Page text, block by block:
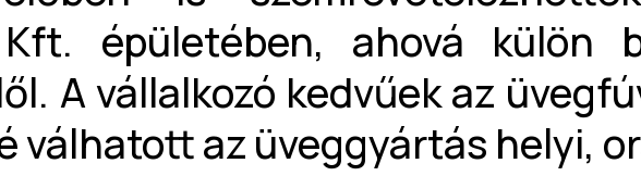
Kft. épületében, ahová külön
A vállalkozó kedvűek az
válhatott az üveggyártás helyi,